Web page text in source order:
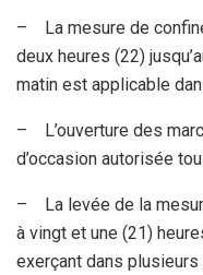
– La mesure de
deux heures (22)
matin est applicable
– L’ouverture des
d’occasion autorisée
– La levée de la
à vingt et une (21)
exerçant dans